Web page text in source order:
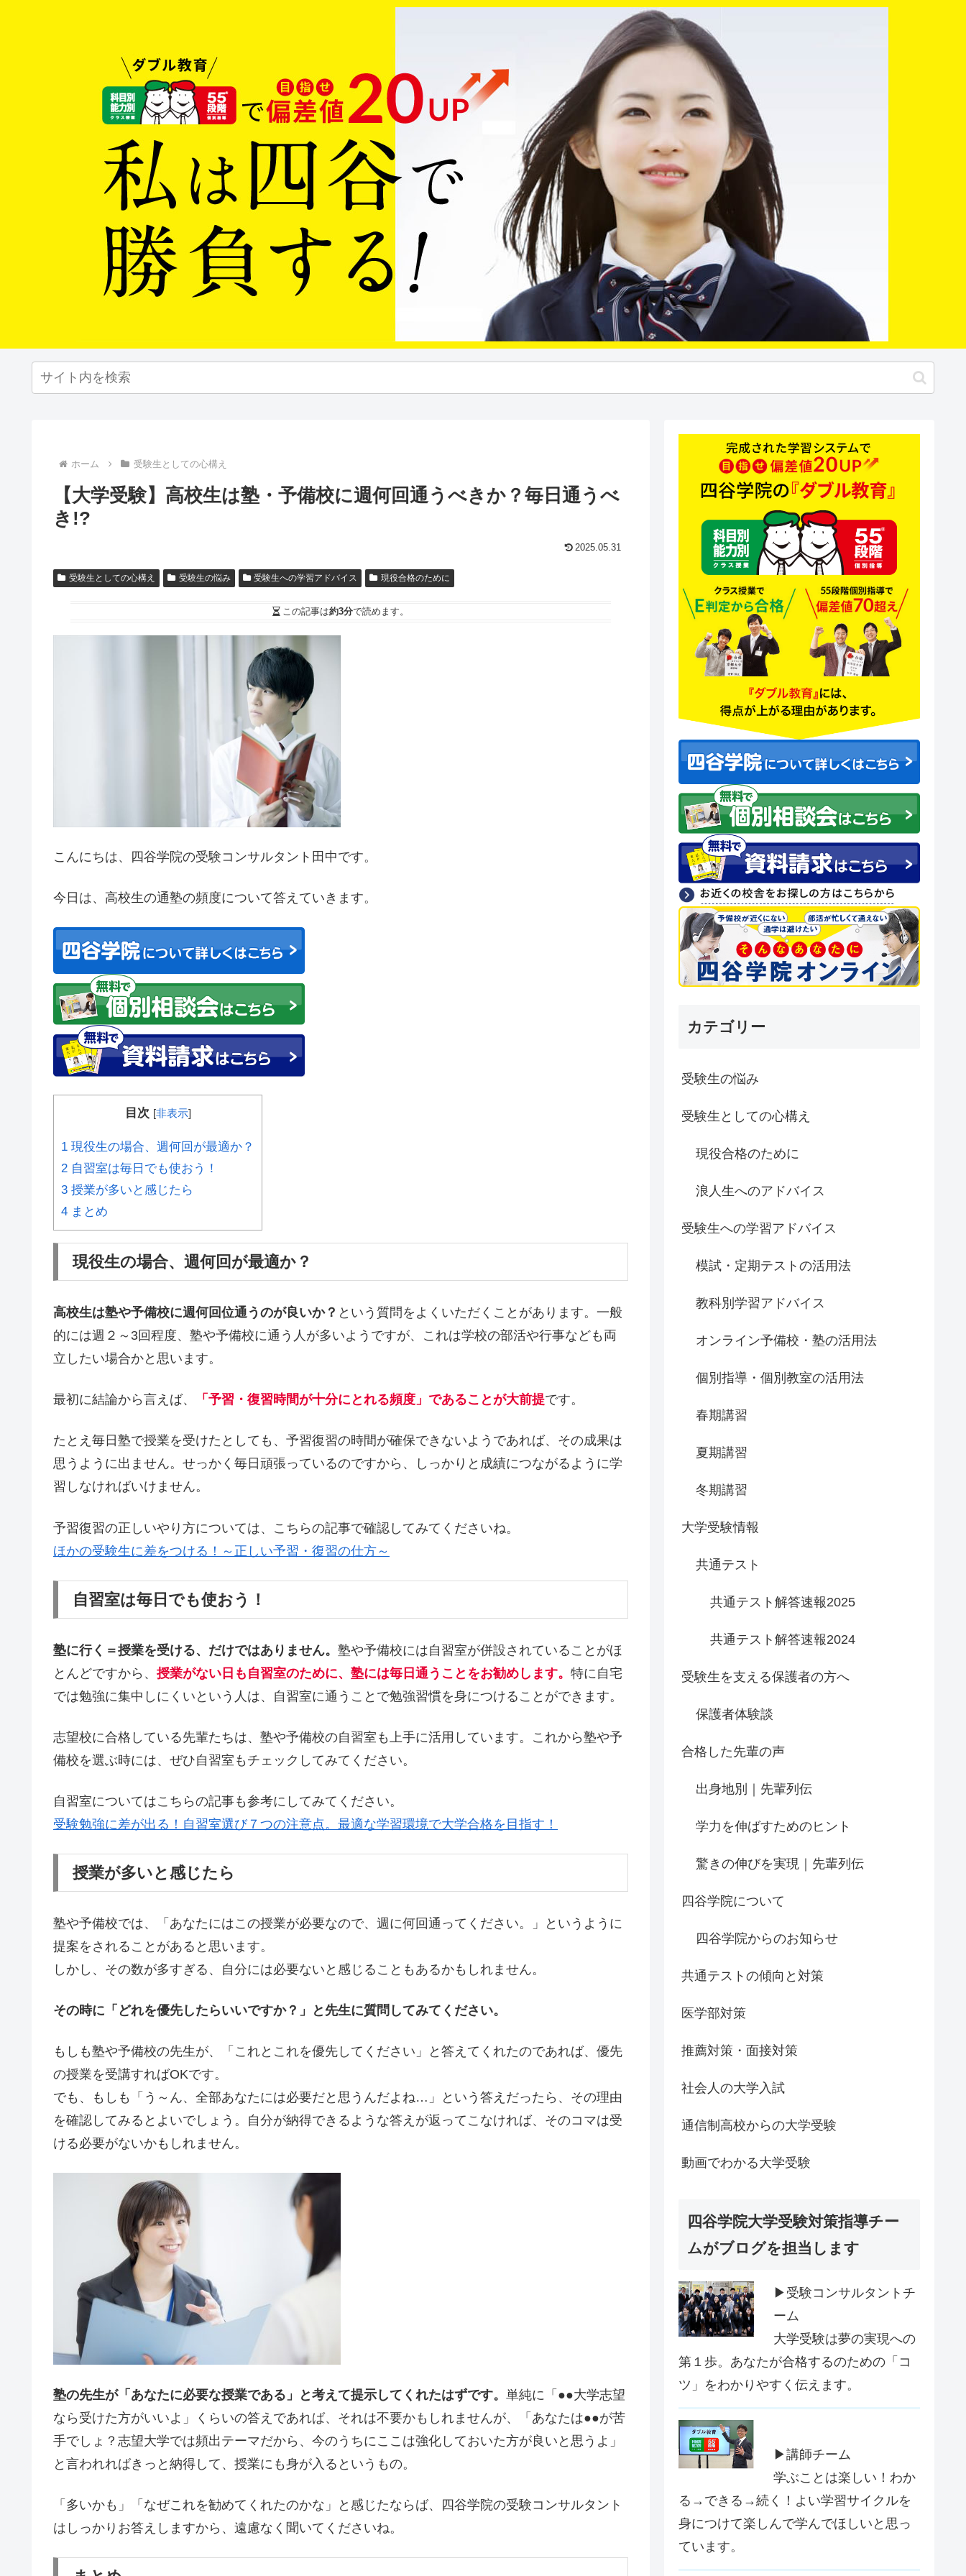
ホーム 受験生としての心構え
【大学受験】高校生は塾・予備校に週何回通うべきか？毎日通うべ
き!?
2025.05.31
受験生としての心構え 受験生の悩み 受験生への学習アドバイス 現役合格のために
この記事は約3分で読めます。
こんにちは、四谷学院の受験コンサルタント田中です。
今日は、高校生の通塾の頻度について答えていきます。
目次 [非表示]
1 現役生の場合、週何回が最適か？
2 自習室は毎日でも使おう！
3 授業が多いと感じたら
4 まとめ
現役生の場合、週何回が最適か？
高校生は塾や予備校に週何回位通うのが良いか？ という質問をよくいただくことがあります。一般
的には週２～3回程度、塾や予備校に通う人が多いようですが、これは学校の部活や行事なども両
立したい場合かと思います。
最初に結論から言えば、 「予習・復習時間が十分にとれる頻度」であることが大前提です。
たとえ毎日塾で授業を受けたとしても、予習復習の時間が確保できないようであれば、その成果は
思うように出ません。せっかく毎日頑張っているのですから、しっかりと成績につながるように学
習しなければいけません。
予習復習の正しいやり方については、こちらの記事で確認してみてくださいね。
ほかの受験生に差をつける！～正しい予習・復習の仕方～
自習室は毎日でも使おう！
塾に行く＝授業を受ける、だけではありません。 塾や予備校には自習室が併設されていることがほ
とんどですから、 授業がない日も自習室のために、塾には毎日通うことをお勧めします。 特に自宅
では勉強に集中しにくいという人は、自習室に通うことで勉強習慣を身につけることができます。
志望校に合格している先輩たちは、塾や予備校の自習室も上手に活用しています。これから塾や予
備校を選ぶ時には、ぜひ自習室もチェックしてみてください。
自習室についてはこちらの記事も参考にしてみてください。
受験勉強に差が出る！自習室選び７つの注意点。最適な学習環境で大学合格を目指す！
授業が多いと感じたら
塾や予備校では、「あなたにはこの授業が必要なので、週に何回通ってください。」というように
提案をされることがあると思います。
しかし、その数が多すぎる、自分には必要ないと感じることもあるかもしれません。
その時に「どれを優先したらいいですか？」と先生に質問してみてください。
もしも塾や予備校の先生が、「これとこれを優先してください」と答えてくれたのであれば、優先
の授業を受講すればOKです。
でも、もしも「う～ん、全部あなたには必要だと思うんだよね…」という答えだったら、その理由
を確認してみるとよいでしょう。自分が納得できるような答えが返ってこなければ、そのコマは受
ける必要がないかもしれません。
塾の先生が「あなたに必要な授業である」と考えて提示してくれたはずです。 単純に「●●大学志望
なら受けた方がいいよ」くらいの答えであれば、それは不要かもしれませんが、「あなたは●●が苦
手でしょ？志望大学では頻出テーマだから、今のうちにここは強化しておいた方が良いと思うよ」
と言われればきっと納得して、授業にも身が入るというもの。
「多いかも」「なぜこれを勧めてくれたのかな」と感じたならば、四谷学院の受験コンサルタント
はしっかりお答えしますから、遠慮なく聞いてくださいね。
カテゴリー
受験生の悩み
受験生としての心構え
現役合格のために
浪人生へのアドバイス
受験生への学習アドバイス
模試・定期テストの活用法
教科別学習アドバイス
オンライン予備校・塾の活用法
個別指導・個別教室の活用法
春期講習
夏期講習
冬期講習
大学受験情報
共通テスト
共通テスト解答速報2025
共通テスト解答速報2024
受験生を支える保護者の方へ
保護者体験談
合格した先輩の声
出身地別｜先輩列伝
学力を伸ばすためのヒント
驚きの伸びを実現｜先輩列伝
四谷学院について
四谷学院からのお知らせ
共通テストの傾向と対策
医学部対策
推薦対策・面接対策
社会人の大学入試
通信制高校からの大学受験
動画でわかる大学受験
四谷学院大学受験対策指導チー
ムがブログを担当します
▶受験コンサルタントチ
ーム
大学受験は夢の実現への
第１歩。あなたが合格するのための「コ
ツ」をわかりやすく伝えます。
▶講師チーム
学ぶことは楽しい！わか
る→できる→続く！よい学習サイクルを
身につけて楽しんで学んでほしいと思っ
ています。